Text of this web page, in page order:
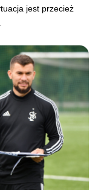
jest przecież